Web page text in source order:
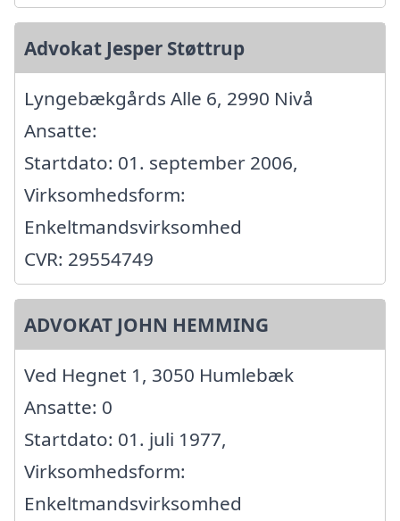
Advokat Jesper Støttrup
Lyngebækgårds Alle 6, 2990 Nivå
Ansatte:
Startdato: 01. september 2006,
Virksomhedsform:
Enkeltmandsvirksomhed
CVR: 29554749
ADVOKAT JOHN HEMMING
Ved Hegnet 1, 3050 Humlebæk
Ansatte: 0
Startdato: 01. juli 1977,
Virksomhedsform:
Enkeltmandsvirksomhed